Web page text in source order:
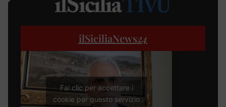
ilSiciliaNews24
Fai clic per accettare i
cookie per questo servizio